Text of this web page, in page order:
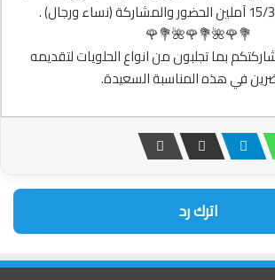
💐🌹🌺💐🌹🌺💐🌹
بما تجلبون من انواع الحلويات لتقديمه
في هذه المناسبة السعيدة.
اترك رد